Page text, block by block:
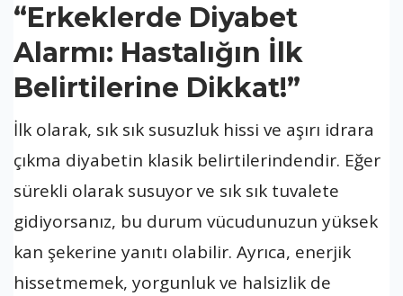
“Erkeklerde Diyabet
Alarmı: Hastalığın İlk
Belirtilerine Dikkat!”
İlk olarak, sık sık susuzluk hissi ve aşırı idrara
çıkma diyabetin klasik belirtilerindendir. Eğer
sürekli olarak susuyor ve sık sık tuvalete
gidiyorsanız, bu durum vücudunuzun yüksek
kan şekerine yanıtı olabilir. Ayrıca, enerjik
hissetmemek, yorgunluk ve halsizlik de